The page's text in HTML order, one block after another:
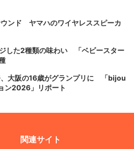
ウンド ヤマハのワイヤレススピーカ
ジした2種類の味わい 「ベビースター
、大阪の16歳がグランプリに 「bijou
ン2026」リポート
関連サイト